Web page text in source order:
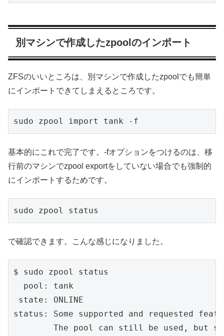
別マシンで作成したzpoolのインポート
ZFSのいいところは、別マシンで作成したzpoolでも簡単
にインポートできてしまえるところです。
sudo zpool import tank -f
基本的にこれで完了です。-fオプションをつけるのは、移
行前のマシンでzpool exportをしていない場合でも強制的
にインポートするためです。
sudo zpool status
で確認できます。こんな感じになりました。
$ sudo zpool status
  pool: tank
state: ONLINE
status: Some supported and requested
The pool can still be used, but